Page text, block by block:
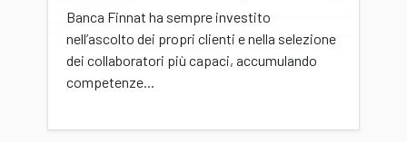
Banca Finnat ha sempre investito
nell’ascolto dei propri clienti e nella selezione
dei collaboratori più capaci, accumulando
competenze...